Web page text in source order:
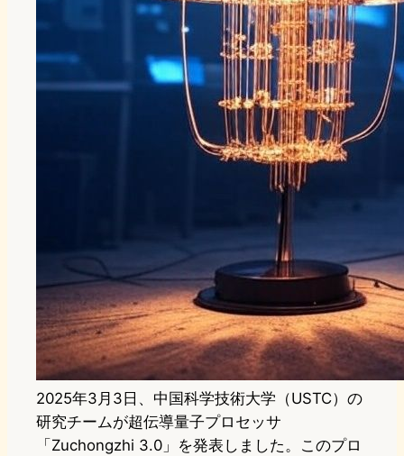
2025年3月3日、中国科学技術大学（USTC）の
研究チームが超伝導量子プロセッサ
「Zuchongzhi 3.0」を発表しました。このプロ